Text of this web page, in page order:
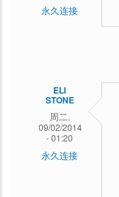
永久连接
ELI
STONE
周二,
09/02/2014
- 01:20
永久连接